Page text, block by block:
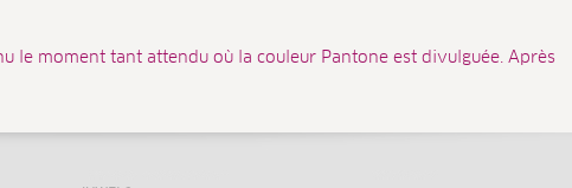
le moment tant attendu où la couleur Pantone est divulguée. Après